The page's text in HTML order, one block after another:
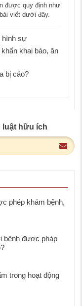
được quy định như
viết dưới đây.
hình sự
khai báo, ăn
bị cáo?
luật hữu ích
phép khám bệnh,
bệnh được pháp
trong hoạt động